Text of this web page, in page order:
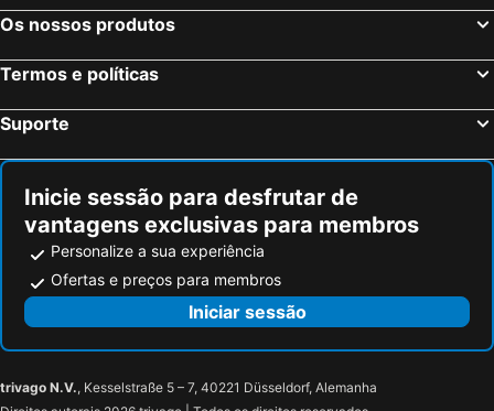
Os nossos produtos
Termos e políticas
Suporte
Inicie sessão para desfrutar de
vantagens exclusivas para membros
Personalize a sua experiência
Ofertas e preços para membros
Iniciar sessão
trivago N.V., Kesselstraße 5 – 7, 40221 Düsseldorf, Alemanha